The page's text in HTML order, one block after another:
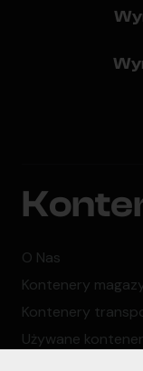
O Nas
Kontenery
Kontenery
Używane